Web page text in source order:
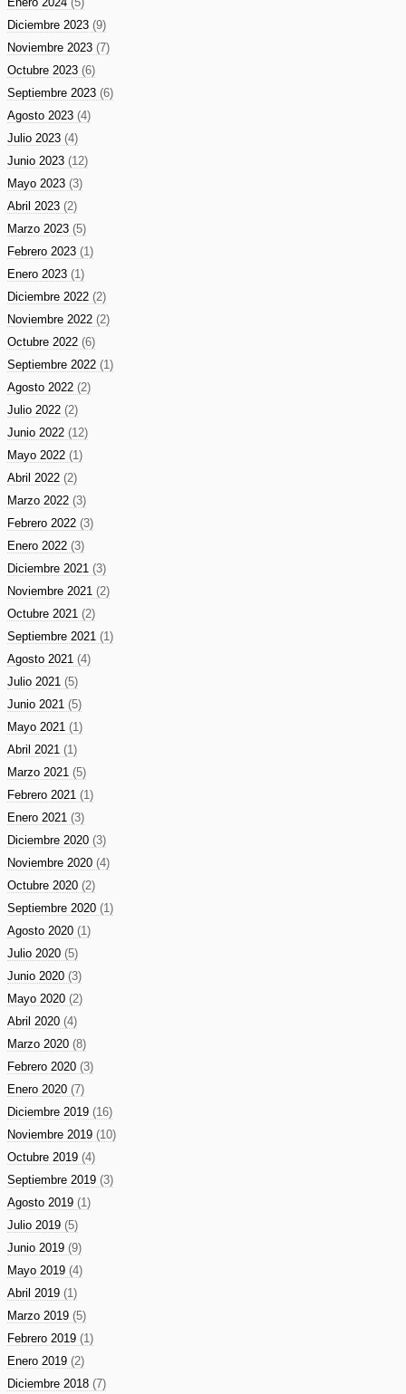
Diciembre 2023 (9)
Noviembre 2023 (7)
Octubre 2023 (6)
Septiembre 2023 (6)
Agosto 2023 (4)
Julio 2023 (4)
Junio 2023 (12)
Mayo 2023 (3)
Abril 2023 (2)
Marzo 2023 (5)
Febrero 2023 (1)
Enero 2023 (1)
Diciembre 2022 (2)
Noviembre 2022 (2)
Octubre 2022 (6)
Septiembre 2022 (1)
Agosto 2022 (2)
Julio 2022 (2)
Junio 2022 (12)
Mayo 2022 (1)
Abril 2022 (2)
Marzo 2022 (3)
Febrero 2022 (3)
Enero 2022 (3)
Diciembre 2021 (3)
Noviembre 2021 (2)
Octubre 2021 (2)
Septiembre 2021 (1)
Agosto 2021 (4)
Julio 2021 (5)
Junio 2021 (5)
Mayo 2021 (1)
Abril 2021 (1)
Marzo 2021 (5)
Febrero 2021 (1)
Enero 2021 (3)
Diciembre 2020 (3)
Noviembre 2020 (4)
Octubre 2020 (2)
Septiembre 2020 (1)
Agosto 2020 (1)
Julio 2020 (5)
Junio 2020 (3)
Mayo 2020 (2)
Abril 2020 (4)
Marzo 2020 (8)
Febrero 2020 (3)
Enero 2020 (7)
Diciembre 2019 (16)
Noviembre 2019 (10)
Octubre 2019 (4)
Septiembre 2019 (3)
Agosto 2019 (1)
Julio 2019 (5)
Junio 2019 (9)
Mayo 2019 (4)
Abril 2019 (1)
Marzo 2019 (5)
Febrero 2019 (1)
Enero 2019 (2)
Diciembre 2018 (7)